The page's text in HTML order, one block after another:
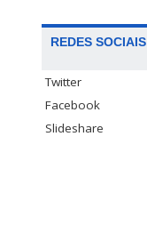
REDES SOCIAIS
Twitter
Facebook
Slideshare